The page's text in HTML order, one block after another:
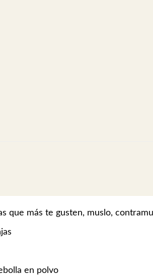
que más te gusten, muslo,
en polvo